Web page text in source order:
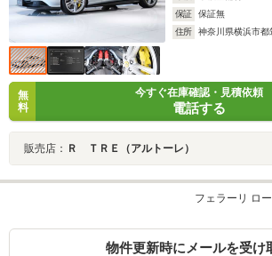
保証
保証無
住所
神奈川県横浜市都
無
料
今すぐ在庫確認・見積依頼
電話する
販売店： Ｒ ＴＲＥ（アルトーレ）
フェラーリ ロ
物件更新時にメールを受け